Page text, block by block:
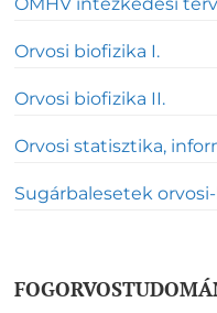
Orvosi biofizika I.
Orvosi biofizika II.
Orvosi statisztika,
Sugárbalesetek